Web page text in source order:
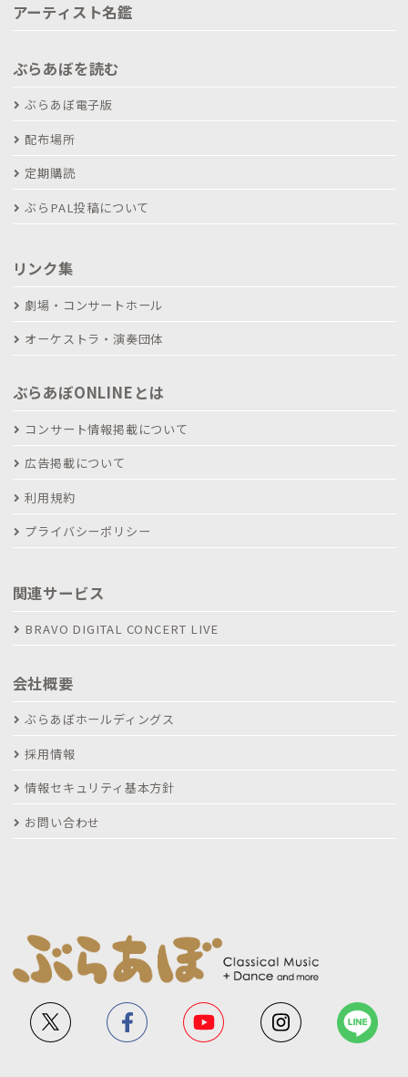
アーティスト名鑑
ぶらあぼを読む
ぶらあぼ電子版
配布場所
定期購読
ぶらPAL投稿について
リンク集
劇場・コンサートホール
オーケストラ・演奏団体
ぶらあぼONLINEとは
コンサート情報掲載について
広告掲載について
利用規約
プライバシーポリシー
関連サービス
BRAVO DIGITAL CONCERT LIVE
会社概要
ぶらあぼホールディングス
採用情報
情報セキュリティ基本方針
お問い合わせ